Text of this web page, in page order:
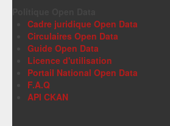
Cadre juridique Open Data
Circulaires Open Data
Guide Open Data
Licence d'utilisation
Portail National Open Data
F.A.Q
API CKAN